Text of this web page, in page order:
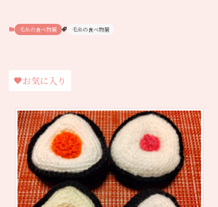
毛糸の食べ物展 毛糸の食べ物展
お気に入り